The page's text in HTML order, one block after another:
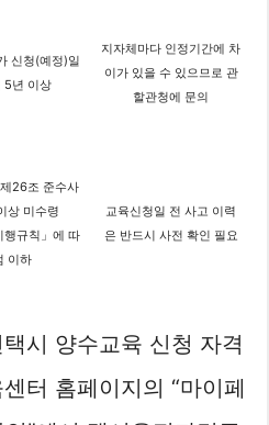
신청(예정)일
5년 이상
지자체마다 인정기간에 차
이가 있을 수 있으므로 관
할관청에 문의
26조 준수사
상 미수령
행규칙」에 따
이하
교육신청일 전 사고 이력
은 반드시 사전 확인 필요
시 양수교육 신청 자격
터 홈페이지의 “마이페